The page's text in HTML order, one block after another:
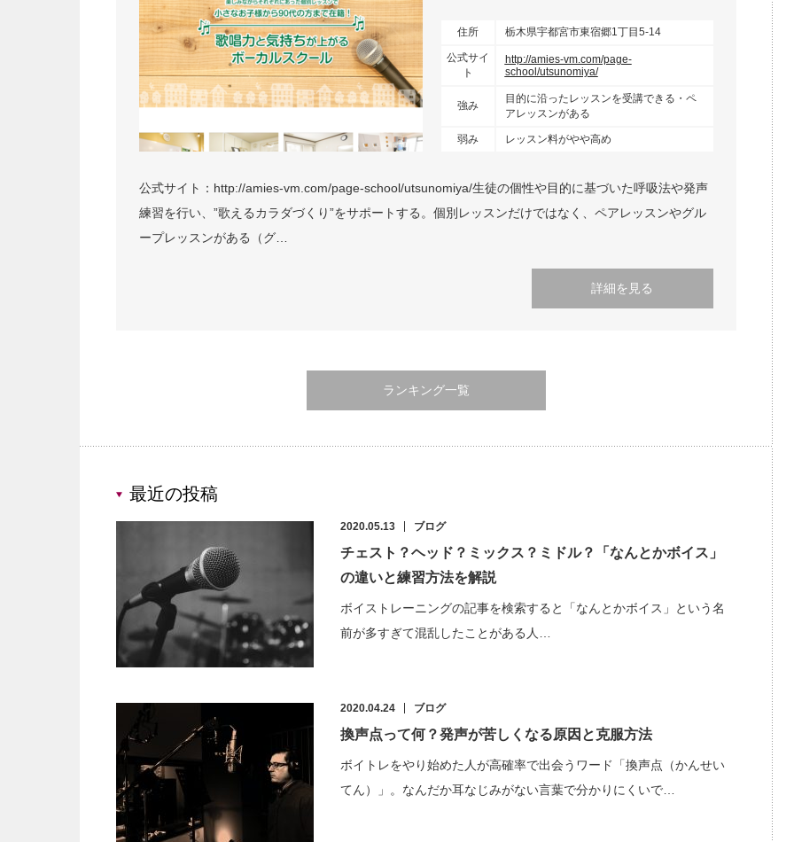
住所 栃木県宇都宮市東宿郷1丁目5-14
公式サイ
ト
http://amies-vm.com/page-
school/utsunomiya/
強み
目的に沿ったレッスンを受講できる・ペ
アレッスンがある
弱み レッスン料がやや高め
公式サイト：http://amies-vm.com/page-school/utsunomiya/生徒の個性や目的に基づいた呼吸法や発声
練習を行い、”歌えるカラダづくり”をサポートする。個別レッスンだけではなく、ペアレッスンやグル
ープレッスンがある（グ…
詳細を見る
ランキング一覧
最近の投稿
2020.05.13 ブログ
チェスト？ヘッド？ミックス？ミドル？「なんとかボイス」
の違いと練習方法を解説
ボイストレーニングの記事を検索すると「なんとかボイス」という名
前が多すぎて混乱したことがある人…
2020.04.24 ブログ
換声点って何？発声が苦しくなる原因と克服方法
ボイトレをやり始めた人が高確率で出会うワード「換声点（かんせい
てん）」。なんだか耳なじみがない言葉で分かりにくいで…